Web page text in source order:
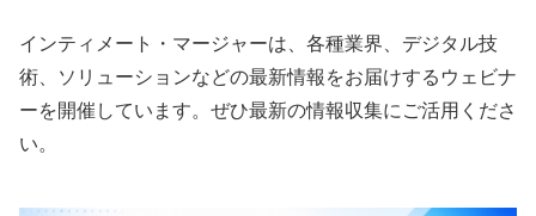
インティメート・マージャーは、各種業界、デジタル技
術、ソリューションなどの最新情報をお届けするウェビナ
ーを開催しています。ぜひ最新の情報収集にご活用くださ
い。